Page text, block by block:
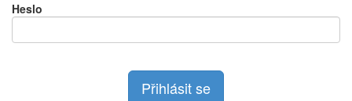
Heslo